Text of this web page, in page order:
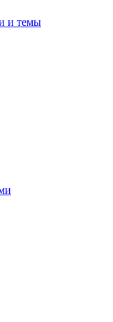
и темы